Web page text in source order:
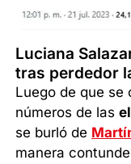
Luciana
tras perdedor
Luego de que se
números de las
se burló de
manera